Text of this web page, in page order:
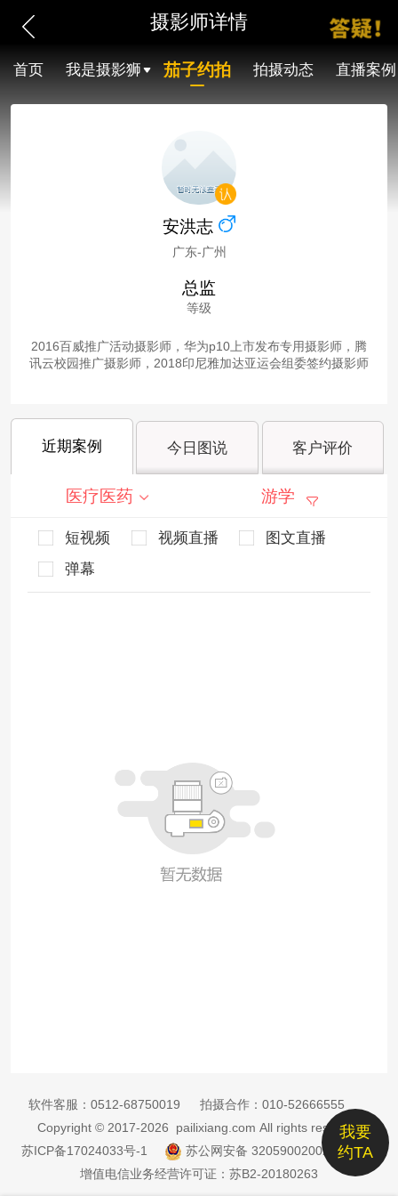
摄影师详情
首页 我是摄影狮 茄子约拍 拍摄动态 直播案例
安洪志
广东-广州
总监
等级
2016百威推广活动摄影师，华为p10上市发布专用摄影师，腾
讯云校园推广摄影师，2018印尼雅加达亚运会组委签约摄影师
近期案例 今日图说 客户评价
医疗医药 游学
短视频 视频直播
图文直播
弹幕
我要
约TA
软件客服： 0512-68750019 拍摄合作： 010-52666555
Copyright © 2017-2026 pailixiang.com All rights reserved
苏ICP备17024033号-1
苏公网安备 32059002002885号
增值电信业务经营许可证：苏B2-20180263